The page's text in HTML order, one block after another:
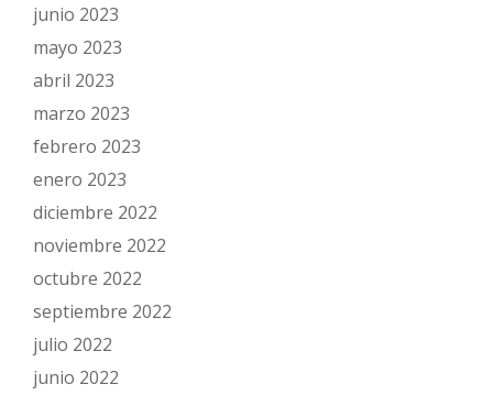
junio 2023
mayo 2023
abril 2023
marzo 2023
febrero 2023
enero 2023
diciembre 2022
noviembre 2022
octubre 2022
septiembre 2022
julio 2022
junio 2022